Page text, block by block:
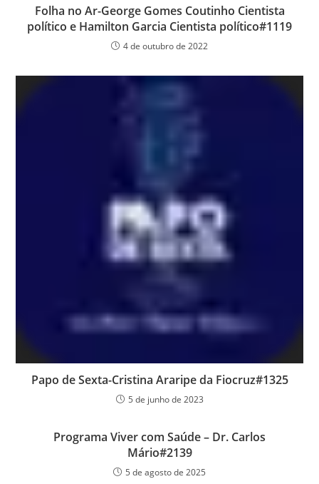
Folha no Ar-George Gomes Coutinho Cientista
político e Hamilton Garcia Cientista político#1119
4 de outubro de 2022
Papo de Sexta-Cristina Araripe da Fiocruz#1325
5 de junho de 2023
Programa Viver com Saúde – Dr. Carlos
Mário#2139
5 de agosto de 2025